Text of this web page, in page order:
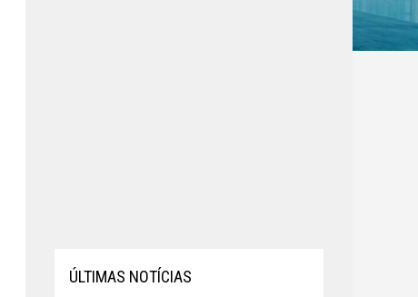
ÚLTIMAS NOTÍCIAS